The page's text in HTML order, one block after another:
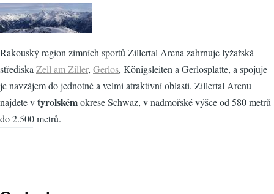
Rakouský region zimních sportů Zillertal Arena zahrnuje lyžařská
střediska Zell am Ziller, Gerlos, Königsleiten a Gerlosplatte, a spojuje
je navzájem do jednotné a velmi atraktivní oblasti. Zillertal Arenu
najdete vtyrolskémokrese Schwaz, v nadmořské výšce od 580 metrů
do 2.500 metrů.